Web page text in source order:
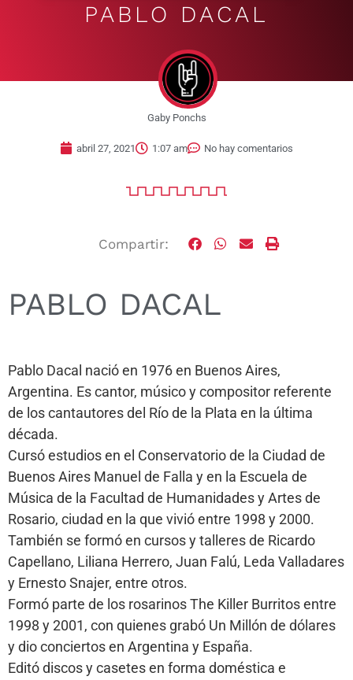
PABLO DACAL
Gaby Ponchs
abril 27, 2021 1:07 am No hay comentarios
Compartir:
PABLO DACAL
Pablo Dacal nació en 1976 en Buenos Aires,
Argentina. Es cantor, músico y compositor referente
de los cantautores del Río de la Plata en la última
década.
Cursó estudios en el Conservatorio de la Ciudad de
Buenos Aires Manuel de Falla y en la Escuela de
Música de la Facultad de Humanidades y Artes de
Rosario, ciudad en la que vivió entre 1998 y 2000.
También se formó en cursos y talleres de Ricardo
Capellano, Liliana Herrero, Juan Falú, Leda Valladares
y Ernesto Snajer, entre otros.
Formó parte de los rosarinos The Killer Burritos entre
1998 y 2001, con quienes grabó Un Millón de dólares
y dio conciertos en Argentina y España.
Editó discos y casetes en forma doméstica e